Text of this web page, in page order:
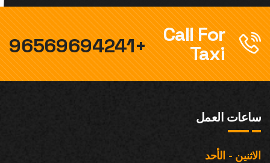
Call For
Taxi
+96569694241
ساعات العمل
الاثنين - الأحد